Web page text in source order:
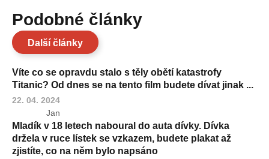
Podobné články
Další články
Víte co se opravdu stalo s těly obětí katastrofy
Titanic? Od dnes se na tento film budete dívat jinak ...
22. 04. 2024
Jan
Mladík v 18 letech naboural do auta dívky. Dívka
držela v ruce lístek se vzkazem, budete plakat až
zjistíte, co na něm bylo napsáno